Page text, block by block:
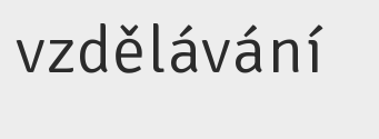
vzdělávání